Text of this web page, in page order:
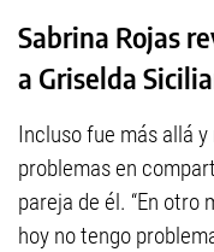
Sabrina Rojas
a Griselda
Incluso fue más allá
problemas en
pareja de él. “En otro
hoy no tengo